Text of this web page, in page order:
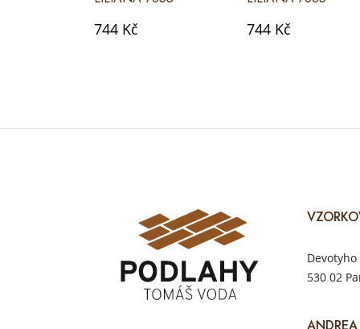
744 Kč 744 Kč
530 02